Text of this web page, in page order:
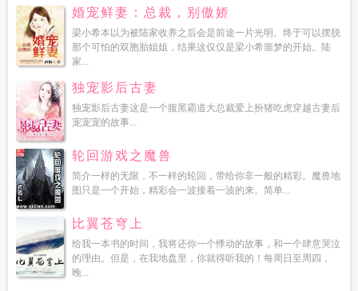
婚宠鲜妻：总裁，别傲娇
梁小希本以为被陆家收养之后会是前途一片光明。终于可以摆脱
那个可怕的双胞胎姐姐，结果这仅仅是梁小希噩梦的开始。陆
家...
独宠影后古妻
独宠影后古妻这是一个腹黑霸道大总裁爱上扮猪吃虎穿越古妻后
宠宠宠的故事...
轮回游戏之魔兽
简介一样的无限，不一样的轮回，带给你非一般的精彩。魔兽地
图只是一个开始，精彩会一波接着一波的来。简单...
比翼苍穹上
给我一本书的时间，我将还你一个悸动的故事，和一个肆意哭泣
的理由。但是，在我地盘里，你就得听我的！每周日至周四，
晚...